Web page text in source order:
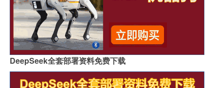
DeepSeek全套部署资料免费下载